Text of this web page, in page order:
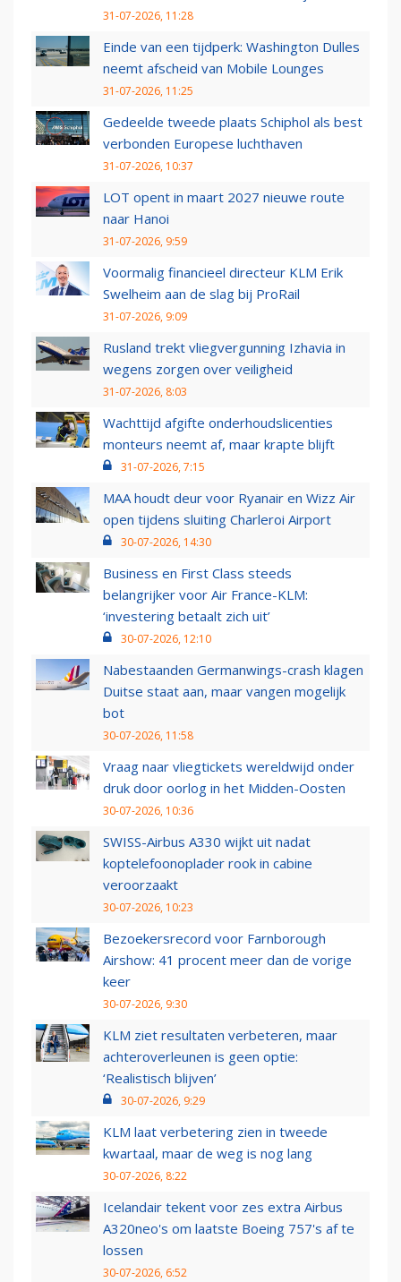
31-07-2026, 11:28
Einde van een tijdperk: Washington Dulles
neemt afscheid van Mobile Lounges
31-07-2026, 11:25
Gedeelde tweede plaats Schiphol als best
verbonden Europese luchthaven
31-07-2026, 10:37
LOT opent in maart 2027 nieuwe route
naar Hanoi
31-07-2026, 9:59
Voormalig financieel directeur KLM Erik
Swelheim aan de slag bij ProRail
31-07-2026, 9:09
Rusland trekt vliegvergunning Izhavia in
wegens zorgen over veiligheid
31-07-2026, 8:03
Wachttijd afgifte onderhoudslicenties
monteurs neemt af, maar krapte blijft
31-07-2026, 7:15
MAA houdt deur voor Ryanair en Wizz Air
open tijdens sluiting Charleroi Airport
30-07-2026, 14:30
Business en First Class steeds
belangrijker voor Air France-KLM:
‘investering betaalt zich uit’
30-07-2026, 12:10
Nabestaanden Germanwings-crash klagen
Duitse staat aan, maar vangen mogelijk
bot
30-07-2026, 11:58
Vraag naar vliegtickets wereldwijd onder
druk door oorlog in het Midden-Oosten
30-07-2026, 10:36
SWISS-Airbus A330 wijkt uit nadat
koptelefoonoplader rook in cabine
veroorzaakt
30-07-2026, 10:23
Bezoekersrecord voor Farnborough
Airshow: 41 procent meer dan de vorige
keer
30-07-2026, 9:30
KLM ziet resultaten verbeteren, maar
achteroverleunen is geen optie:
‘Realistisch blijven’
30-07-2026, 9:29
KLM laat verbetering zien in tweede
kwartaal, maar de weg is nog lang
30-07-2026, 8:22
Icelandair tekent voor zes extra Airbus
A320neo's om laatste Boeing 757's af te
lossen
30-07-2026, 6:52